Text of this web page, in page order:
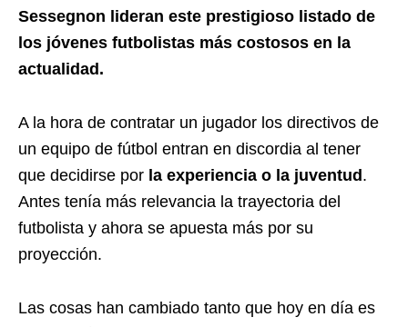
Sessegnon lideran este prestigioso listado de
los jóvenes futbolistas más costosos en la
actualidad.
A la hora de contratar un jugador los directivos de
un equipo de fútbol entran en discordia al tener
que decidirse por la experiencia o la juventud .
Antes tenía más relevancia la trayectoria del
futbolista y ahora se apuesta más por su
proyección.
Las cosas han cambiado tanto que hoy en día es